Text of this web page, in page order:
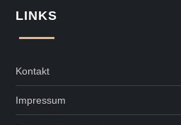
LINKS
Kontakt
Impressum